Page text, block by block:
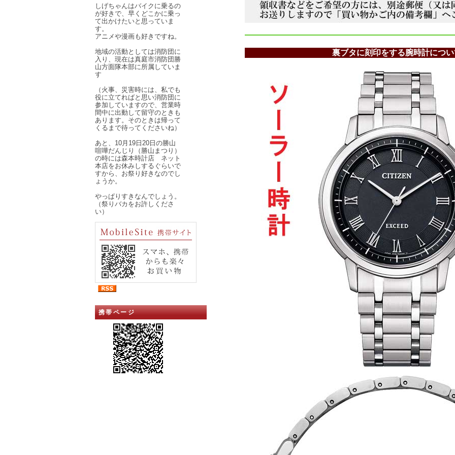
しげちゃんはバイクに乗るの
が好きで、早くどこかに乗っ
て出かけたいと思っていま
す。
アニメや漫画も好きですね。
地域の活動としては消防団に
入り、現在は真庭市消防団勝
山方面隊本部に所属していま
す
（火事、災害時には、私でも
役に立てればと思い消防団に
参加していますので、営業時
間中に出動して留守のときも
あります。そのときは帰って
くるまで待ってくださいね）
あと、10月19日20日の勝山
喧嘩だんじり（勝山まつり）
の時には森本時計店 ネット
本店をお休みしするぐらいで
すから、お祭り好きなのでし
ょうか。
やっぱりすきなんでしょう。
（祭りバカをお許しくださ
い）
携帯ページ
裏ブタに刻印をする腕時計につ